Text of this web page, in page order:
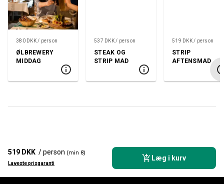
380 DKK / person
ØLBREWERY
MIDDAG
537 DKK / person
STEAK OG
STRIP MAD
519 DKK / person
STRIP
AFTENSMAD
519 DKK / person (min 8)
Laveste prisgaranti
Læg i kurv